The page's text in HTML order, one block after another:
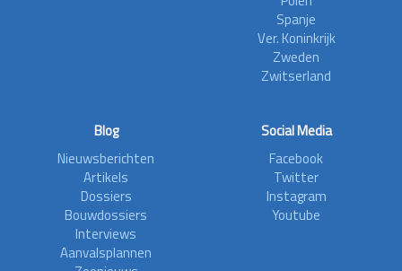
Spanje
Ver. Koninkrijk
Zweden
Zwitserland
Blog
Nieuwsberichten
Artikels
Dossiers
Bouwdossiers
Interviews
Aanvalsplannen
Social Media
Facebook
Twitter
Instagram
Youtube